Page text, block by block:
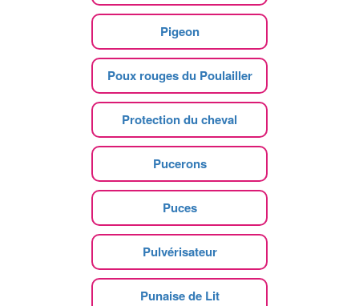
Pigeon
Poux rouges du Poulailler
Protection du cheval
Pucerons
Puces
Pulvérisateur
Punaise de Lit